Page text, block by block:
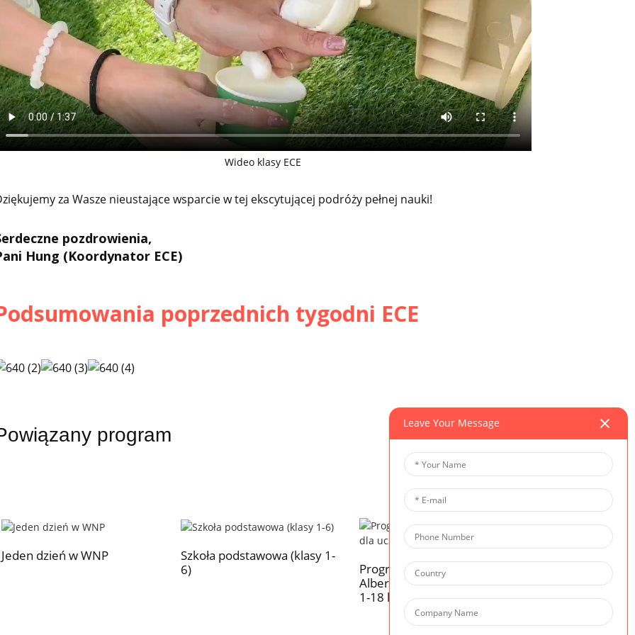
Wideo klasy ECE
za Wasze nieustające wsparcie w tej ekscytującej podróży pełnej nauki!
pozdrowienia,
Hung (Koordynator ECE)
poprzednich tygodni ECE
program
Jeden dzień w WNP
Szkoła podstawowa (klasy 1-
6)
Program nauczania w
Albercie dla uczniów w wieku
1-18 lat
Leave Your Message